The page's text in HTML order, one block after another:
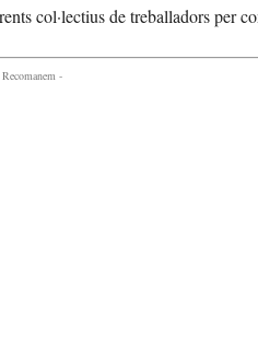
col·lectius de treballadors per
-